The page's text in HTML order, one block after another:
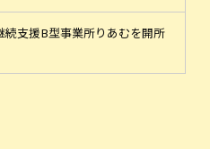
支援B型事業所りあむを開所